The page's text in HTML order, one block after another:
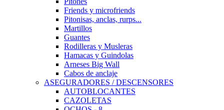
Friends y microfriends
Pitonisas, anclas, rurps...
Martillos
Guantes
Rodilleras y Musleras
Hamacas y Guindolas
Arneses Big Wall
Cabos de anclaje
ASEGURADORES / DESCENSORES
AUTOBLOCANTES
CAZOLETAS